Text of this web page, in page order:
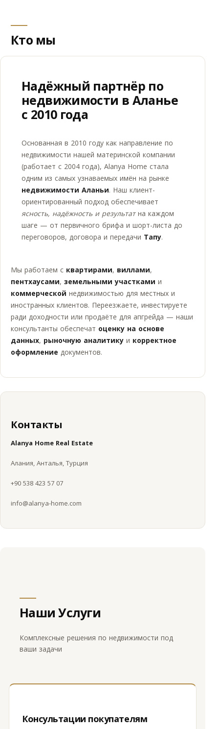
Кто мы
Надёжный партнёр по
недвижимости в Аланье
с 2010 года
Основанная в 2010 году как направление по
недвижимости нашей материнской компании
(работает с 2004 года), Alanya Home стала
одним из самых узнаваемых имён на рынке
недвижимости Аланьи. Наш клиент-
ориентированный подход обеспечивает
ясность, надёжность и результатна каждом
шаге — от первичного брифа и шорт-листа до
переговоров, договора и передачи Тапу.
Мы работаем с квартирами, виллами,
пентхаусами, земельными участками и
коммерческой недвижимостью для местных и
иностранных клиентов. Переезжаете, инвестируете
ради доходности или продаёте для апгрейда — наши
консультанты обеспечат оценку на основе
данных, рыночную аналитику и корректное
оформление документов.
Контакты
Alanya Home Real Estate
Алания, Анталья, Турция
+90 538 423 57 07
info@alanya-home.com
Наши Услуги
Комплексные решения по недвижимости под
ваши задачи
Консультации покупателям